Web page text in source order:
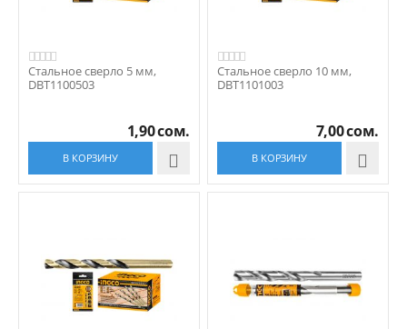
Стальное сверло 5 мм,
DBT1100503
1,90сом.
В КОРЗИНУ 
Стальное сверло 10 мм,
DBT1101003
7,00сом.
В КОРЗИНУ 